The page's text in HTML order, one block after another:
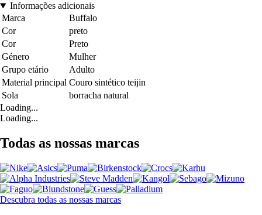
Informações adicionais
Marca
Buffalo
Cor
preto
Cor
Preto
Género
Mulher
Grupo etário
Adulto
Material principal Couro sintético teijin
Sola
borracha natural
Loading...
Loading...
Todas as nossas marcas
Descubra todas as nossas marcas